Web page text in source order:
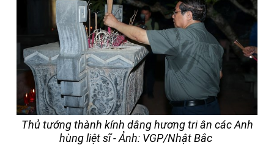
Thủ tướng thành kính dâng hương tri ân các Anh
hùng liệt sĩ - Ảnh: VGP/Nhật Bắc